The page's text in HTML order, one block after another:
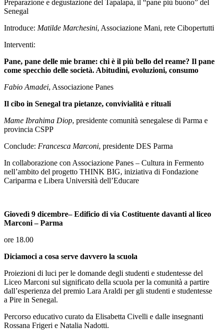
Preparazione e degustazione del Tapalapa, il “pane più buono” del
Senegal
Introduce: Matilde Marchesini, Associazione Mani, rete Cibopertutti
Interventi:
Pane, pane delle mie brame: chi è il più bello del reame? Il pane
come specchio delle società. Abitudini, evoluzioni, consumo
Fabio Amadei, Associazione Panes
Il cibo in Senegal tra pietanze, convivialità e rituali
Mame Ibrahima Diop, presidente comunità senegalese di Parma e
provincia CSPP
Conclude: Francesca Marconi, presidente DES Parma
In collaborazione con Associazione Panes – Cultura in Fermento
nell’ambito del progetto THINK BIG, iniziativa di Fondazione
Cariparma e Libera Università dell’Educare
Giovedì 9 dicembre– Edificio di via Costituente davanti al liceo
Marconi – Parma
ore 18.00
Diciamoci a cosa serve davvero la scuola
Proiezioni di luci per le domande degli studenti e studentesse del
Liceo Marconi sul significato della scuola per la comunità a partire
dall’esperienza del premio Lara Araldi per gli studenti e studentesse
a Pire in Senegal.
Percorso educativo curato da Elisabetta Civelli e dalle insegnanti
Rossana Frigeri e Natalia Nadotti.